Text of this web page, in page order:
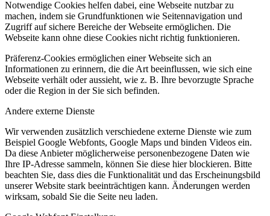
Notwendige Cookies helfen dabei, eine Webseite nutzbar zu
machen, indem sie Grundfunktionen wie Seitennavigation und
Zugriff auf sichere Bereiche der Webseite ermöglichen. Die
Webseite kann ohne diese Cookies nicht richtig funktionieren.
Präferenz-Cookies ermöglichen einer Webseite sich an
Informationen zu erinnern, die die Art beeinflussen, wie sich eine
Webseite verhält oder aussieht, wie z. B. Ihre bevorzugte Sprache
oder die Region in der Sie sich befinden.
Andere externe Dienste
Wir verwenden zusätzlich verschiedene externe Dienste wie zum
Beispiel Google Webfonts, Google Maps und binden Videos ein.
Da diese Anbieter möglicherweise personenbezogene Daten wie
Ihre IP-Adresse sammeln, können Sie diese hier blockieren. Bitte
beachten Sie, dass dies die Funktionalität und das Erscheinungsbild
unserer Website stark beeinträchtigen kann. Änderungen werden
wirksam, sobald Sie die Seite neu laden.